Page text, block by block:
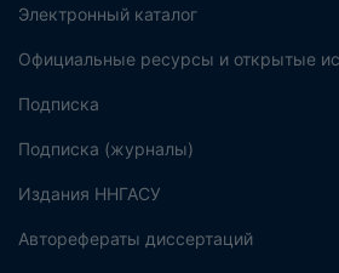
Электронный каталог
Официальные ресурсы и открытые
Подписка
Подписка (журналы)
Издания ННГАСУ
Авторефераты диссертаций